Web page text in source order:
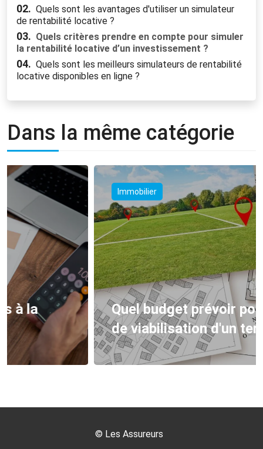
02. Quels sont les avantages d'utiliser un simulateur
de rentabilité locative ?
03. Quels critères prendre en compte pour simuler
la rentabilité locative d’un investissement ?
04. Quels sont les meilleurs simulateurs de rentabilité
locative disponibles en ligne ?
Dans la même catégorie
Immobilier
Quel budget prévoir pour les frais
de viabilisation d'un terrain ?
© Les Assureurs